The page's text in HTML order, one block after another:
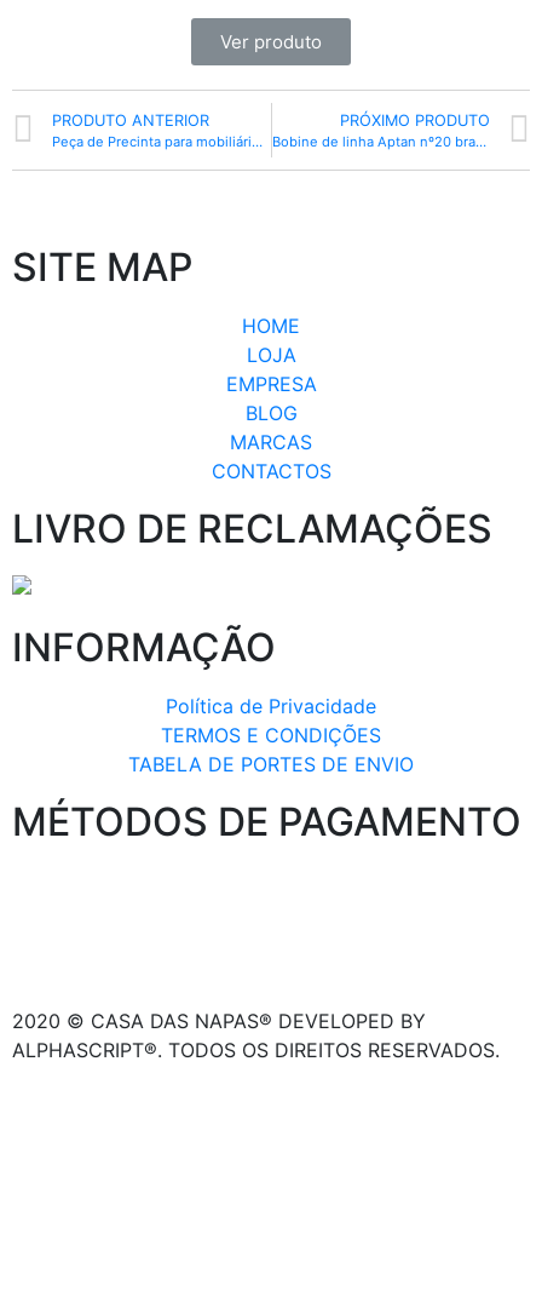
Ver produto
PRODUTO ANTERIOR
Peça de Precinta para mobiliário TJ 1060 elástica 80mm
PRÓXIMO PRODUTO
Bobine de linha Aptan nº20 branca
SITE MAP
HOME
LOJA
EMPRESA
BLOG
MARCAS
CONTACTOS
LIVRO DE RECLAMAÇÕES
INFORMAÇÃO
Política de Privacidade
TERMOS E CONDIÇÕES
TABELA DE PORTES DE ENVIO
MÉTODOS DE PAGAMENTO
2020 © CASA DAS NAPAS® DEVELOPED BY
ALPHASCRIPT®. TODOS OS DIREITOS RESERVADOS.